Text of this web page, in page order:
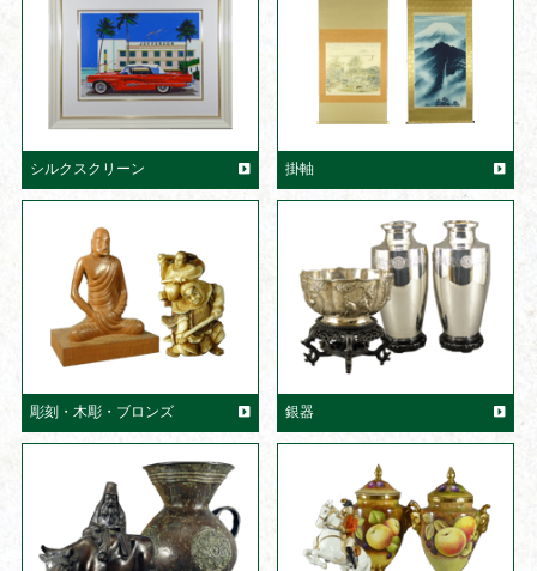
シルクスクリーン 掛軸
彫刻・木彫・ブロンズ 銀器